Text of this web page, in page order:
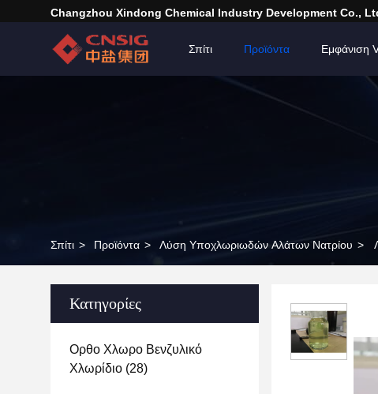
Changzhou Xindong Chemical Industry Development Co.,
Σπίτι Προϊόντα Εμφάνιση
Σπίτι > Προϊόντα > Λύση Υποχλωριωδών Αλάτων Νατρίου >
Κατηγορίες
Ορθο Χλωρο Βενζυλικό
Χλωρίδιο (28)